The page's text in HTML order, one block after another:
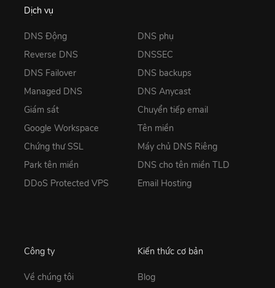
Dịch vụ
DNS Động
Reverse DNS
DNS Failover
Managed DNS
Giám sát
Google Workspace
Chứng thư SSL
Park tên miền
DDoS Protected VPS
DNS phụ
DNSSEC
DNS backups
DNS Anycast
Chuyển tiếp email
Tên miền
Máy chủ DNS Riêng
DNS cho tên miền TLD
Email Hosting
Công ty
Về chúng tôi
Kiến thức cơ bản
Blog